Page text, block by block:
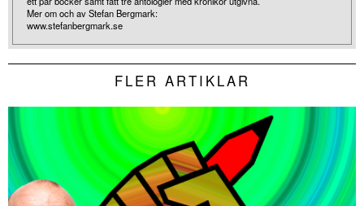
Mer om och av Stefan Bergmark:
www.stefanbergmark.se
FLER ARTIKLAR